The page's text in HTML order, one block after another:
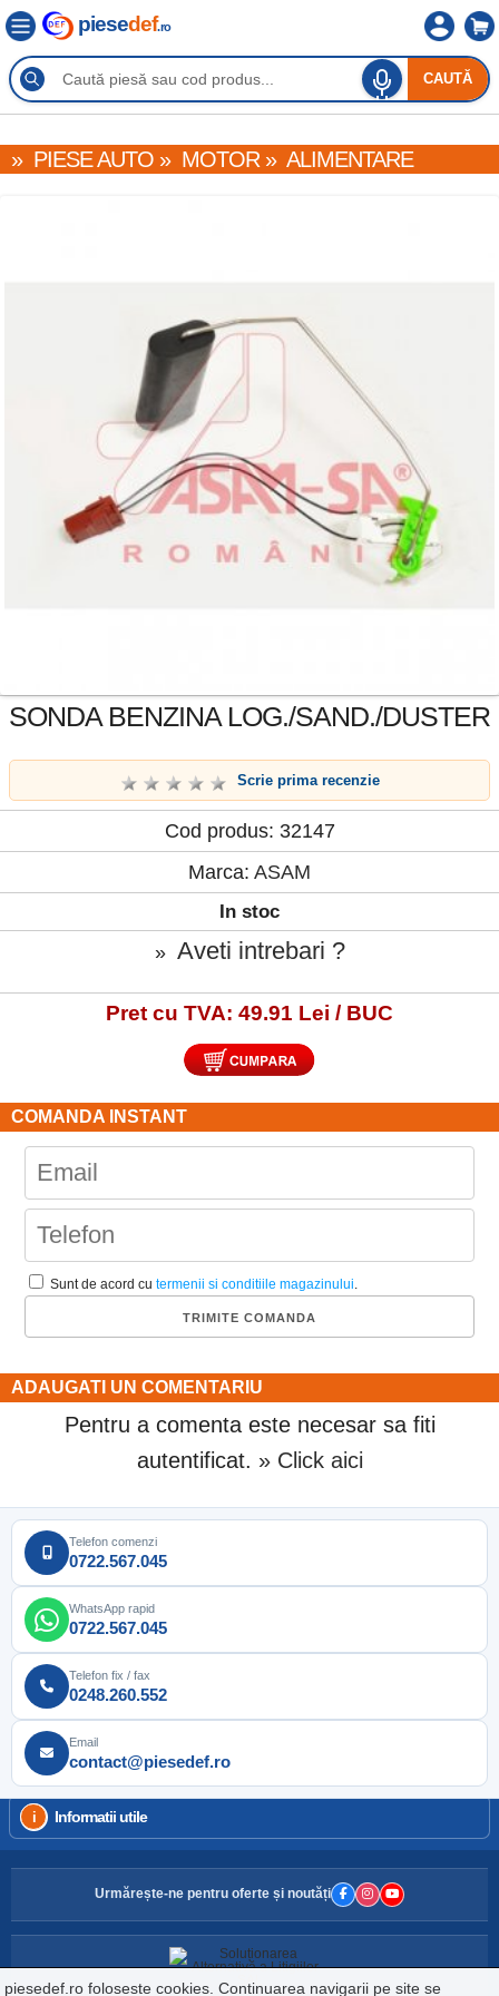
CAUTĂ
piesedef.ro
» PIESE AUTO » MOTOR » ALIMENTARE
SONDA BENZINA LOG./SAND./DUSTER
Scrie prima recenzie
Cod produs: 32147
Marca: ASAM
In stoc
» Aveti intrebari ?
Pret cu TVA: 49.91 Lei / BUC
COMANDA INSTANT
Sunt de acord cutermenii si conditiile magazinului
ADAUGATI UN COMENTARIU
Pentru a comenta este necesar sa fiti
autentificat. » Click aici
Telefon comenzi
0722.567.045
WhatsApp rapid
0722.567.045
Telefon fix / fax
0248.260.552
Email
contact@piesedef.ro
Informatii utile
Urmărește-ne pentru oferte și noutăți
piesedef.ro foloseste cookies. Continuarea navigarii pe site se